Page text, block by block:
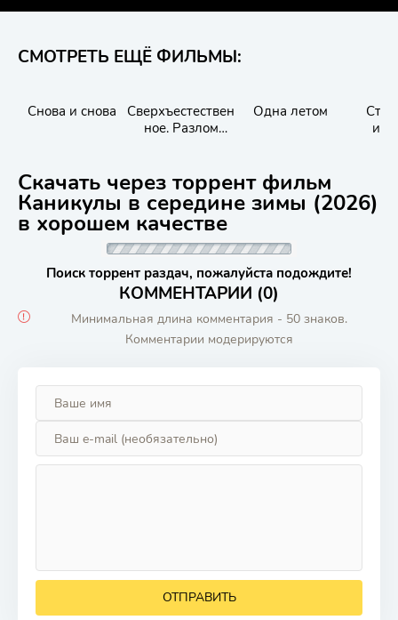
СМОТРЕТЬ ЕЩЁ ФИЛЬМЫ:
Снова и снова
Сверхъестествен
ное. Разлом
Одна летом
Скачать через торрент фильм
Каникулы в середине зимы (2026)
в хорошем качестве
Поиск торрент раздач, пожалуйста подождите!
КОММЕНТАРИИ (0)
Минимальная длина комментария - 50 знаков.
Комментарии модерируются
ОТПРАВИТЬ